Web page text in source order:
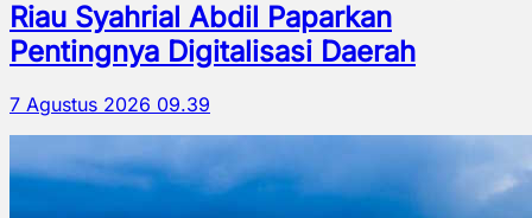
Riau Syahrial Abdil Paparkan
Pentingnya Digitalisasi Daerah
7 Agustus 2026 09.39